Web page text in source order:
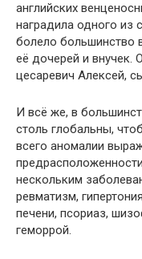
английских
наградила одного из
болело большинство
её дочерей и внучек.
цесаревич Алексей,
И всё же, в
столь глобальны,
всего аномалии
нескольким
ревматизм,
печени, псориаз,
геморрой.